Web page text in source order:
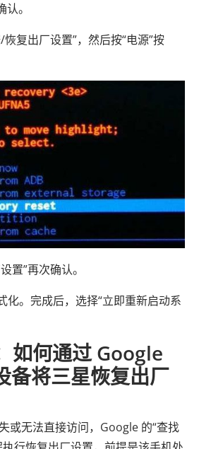
。
复出厂设置”，然后按“电源”按
置”再次确认。
化。完成后，选择“立即重新启动系
如何通过 Google
备将三星恢复出厂
或无法直接访问，Google 的“查找